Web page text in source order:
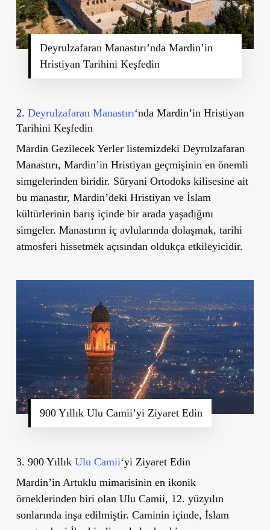
Deyrulzafaran Manastırı’nda Mardin’in
Hristiyan Tarihini Keşfedin
2. Deyrulzafaran Manastırı‘nda Mardin’in Hristiyan
Tarihini Keşfedin
Mardin Gezilecek Yerler listemizdeki Deyrulzafaran
Manastırı, Mardin’in Hristiyan geçmişinin en önemli
simgelerinden biridir. Süryani Ortodoks kilisesine ait
bu manastır, Mardin’deki Hristiyan ve İslam
kültürlerinin barış içinde bir arada yaşadığını
simgeler. Manastırın iç avlularında dolaşmak, tarihi
atmosferi hissetmek açısından oldukça etkileyicidir.
900 Yıllık Ulu Camii’yi Ziyaret Edin
3. 900 Yıllık Ulu Camii‘yi Ziyaret Edin
Mardin’in Artuklu mimarisinin en ikonik
örneklerinden biri olan Ulu Camii, 12. yüzyılın
sonlarında inşa edilmiştir. Caminin içinde, İslam